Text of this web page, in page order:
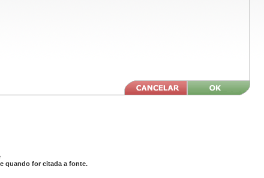
quando for citada a fonte.